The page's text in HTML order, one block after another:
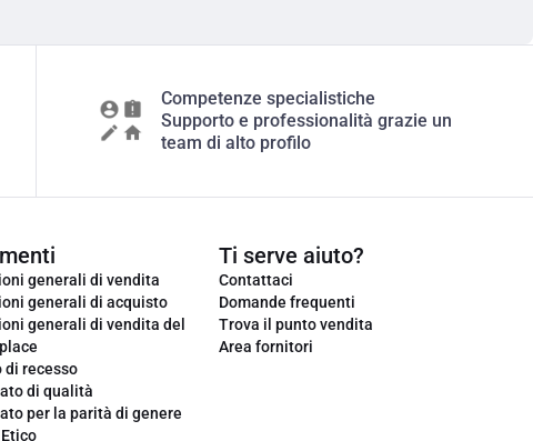
Competenze specialistiche
Supporto e professionalità grazie un
team di alto profilo
generali di vendita
generali di acquisto
generali di vendita del
di recesso
di qualità
per la parità di genere
Ti serve aiuto?
Contattaci
Domande frequenti
Trova il punto vendita
Area fornitori